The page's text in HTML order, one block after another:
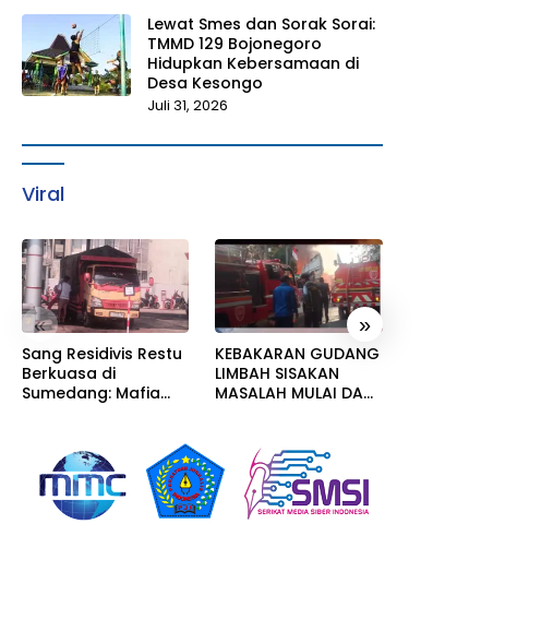
Lewat Smes dan Sorak Sorai:
TMMD 129 Bojonegoro
Hidupkan Kebersamaan di
Desa Kesongo
Juli 31, 2026
Viral
« »
Sang Residivis Restu
Berkuasa di
Sumedang: Mafia
Terangan, Seolah
Hukum Bungkam
KEBAKARAN GUDANG
LIMBAH SISAKAN
MASALAH MULAI DARI
TERSEBUT TAK
KANTONGI IZIN
LINGKUNGAN